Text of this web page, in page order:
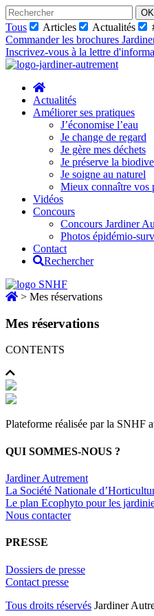
Skip
to
content
Tous Articles Actualités
Commander les brochures
Inscrivez-vous à la lettre
Actualités
Améliorer ses pratiques
J’économise l’eau
Je change de regard
Je gère mes déchets
Je préserve la
Je soigne au naturel
Mieux connaître vos
Vidéos
Concours
Concours Jardiner
Photos épidémio-
Contact
Rechercher
> Mes réservations
Mes réservations
CONTENTS
Plateforme réalisée par la SNHF
QUI SOMMES-NOUS ?
Jardiner Autrement
La Société Nationale
Le plan Ecophyto pour les
Nous contacter
PRESSE
Dossiers de presse
Contact presse
Tous droits réservés Jardiner